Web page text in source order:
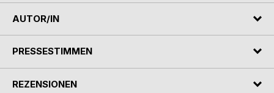
AUTOR/IN
PRESSESTIMMEN
REZENSIONEN